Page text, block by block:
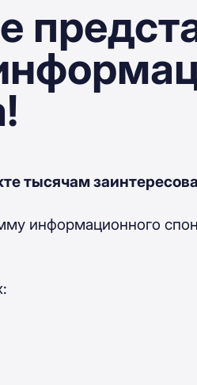
тысячам
информационного